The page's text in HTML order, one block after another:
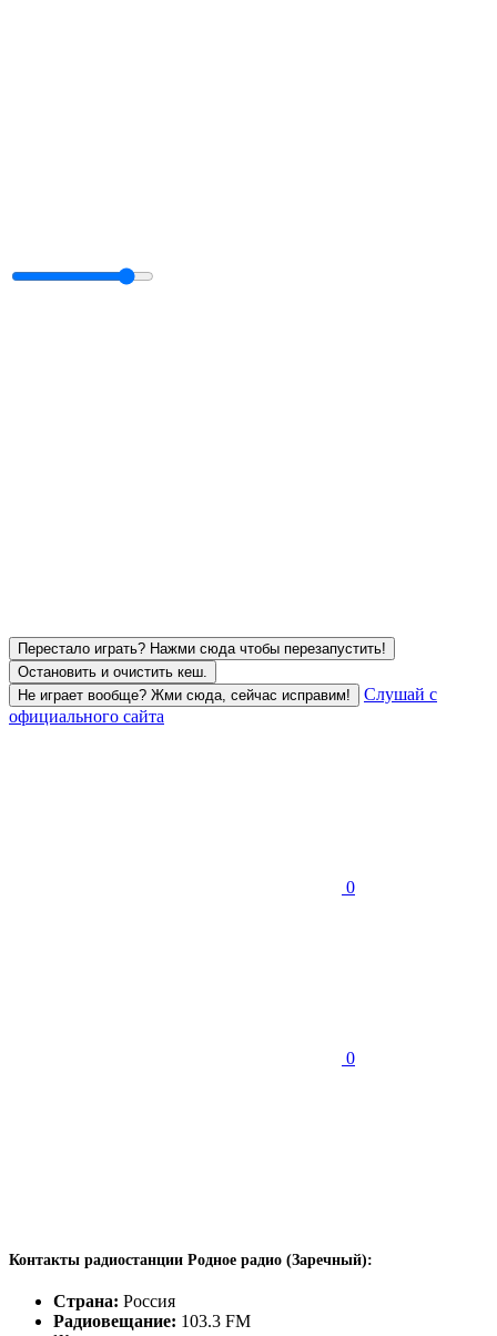
Перестало играть? Нажми сюда чтобы перезапустить!
Остановить и очистить кеш.
Не играет вообще? Жми сюда, сейчас исправим!
Слушай с
официального сайта
0
0
Контакты радиостанции Родное радио (Заречный):
Страна: Россия
Радиовещание: 103.3 FM